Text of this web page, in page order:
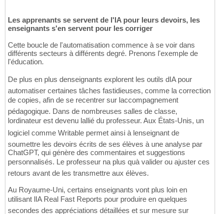
Les apprenants se servent de l'IA pour leurs devoirs, les
enseignants s'en servent pour les corriger
Cette boucle de l'automatisation commence à se voir dans
différents secteurs à différents degré. Prenons l'exemple de
l'éducation.
De plus en plus denseignants explorent les outils dIA pour
automatiser certaines tâches fastidieuses, comme la correction
de copies, afin de se recentrer sur laccompagnement
pédagogique. Dans de nombreuses salles de classe,
lordinateur est devenu lallié du professeur. Aux États-Unis, un
logiciel comme Writable permet ainsi à lenseignant de
soumettre les devoirs écrits de ses élèves à une analyse par
ChatGPT, qui génère des commentaires et suggestions
personnalisés. Le professeur na plus quà valider ou ajuster ces
retours avant de les transmettre aux élèves.
Au Royaume-Uni, certains enseignants vont plus loin en
utilisant lIA Real Fast Reports pour produire en quelques
secondes des appréciations détaillées et sur mesure sur